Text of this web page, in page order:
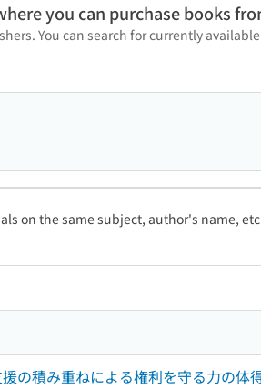
you can purchase books
You can search for currently
on the same subject, author's name,
の積み重ねによる権利を守る力の体